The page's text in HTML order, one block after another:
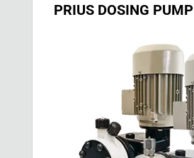
PRIUS DOSING PUMP